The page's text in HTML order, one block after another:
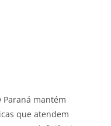
Paraná mantém
que atendem